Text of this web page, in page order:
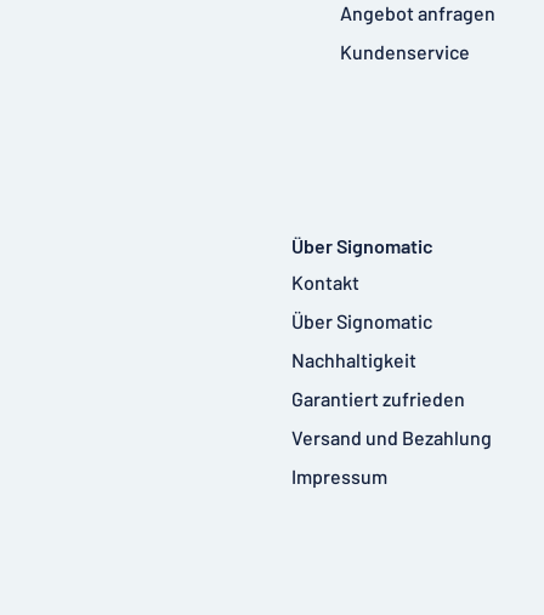
Angebot anfragen
Kundenservice
Über Signomatic
Kontakt
Über Signomatic
Nachhaltigkeit
Garantiert zufrieden
Versand und Bezahlung
Impressum